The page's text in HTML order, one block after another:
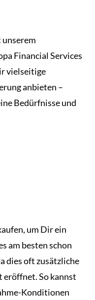
Financial Services
vielseitige
anbieten –
Bedürfnisse und
um Dir ein
am besten schon
dies oft zusätzliche
eröffnet. So kannst
Konditionen